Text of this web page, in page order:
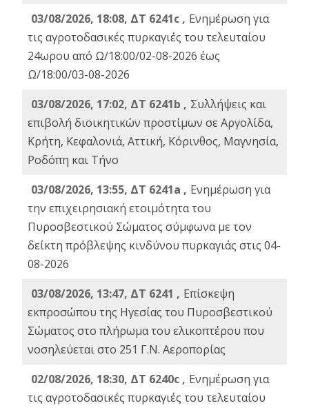
03/08/2026, 18:08, ΔΤ 6241c , Ενημέρωση για
τις αγροτοδασικές πυρκαγιές του τελευταίου
24ωρου από Ω/18:00/02-08-2026 έως
Ω/18:00/03-08-2026
03/08/2026, 17:02, ΔΤ 6241b , Συλλήψεις και
επιβολή διοικητικών προστίμων σε Αργολίδα,
Κρήτη, Κεφαλονιά, Αττική, Κόρινθος, Μαγνησία,
Ροδόπη και Τήνο
03/08/2026, 13:55, ΔΤ 6241a , Ενημέρωση για
την επιχειρησιακή ετοιμότητα του
Πυροσβεστικού Σώματος σύμφωνα με τον
δείκτη πρόβλεψης κινδύνου πυρκαγιάς στις 04-
08-2026
03/08/2026, 13:47, ΔΤ 6241 , Επίσκεψη
εκπροσώπου της Ηγεσίας του Πυροσβεστικού
Σώματος στο πλήρωμα του ελικοπτέρου που
νοσηλεύεται στο 251 Γ.Ν. Αεροπορίας
02/08/2026, 18:30, ΔΤ 6240c , Ενημέρωση για
τις αγροτοδασικές πυρκαγιές του τελευταίου